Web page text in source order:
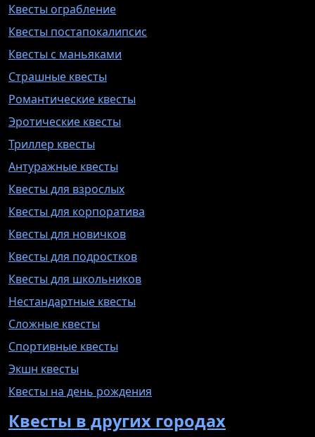
Квесты ограбление
Квесты постапокалипсис
Квесты с маньяками
Страшные квесты
Романтические квесты
Эротические квесты
Триллер квесты
Антуражные квесты
Квесты для взрослых
Квесты для корпоратива
Квесты для новичков
Квесты для подростков
Квесты для школьников
Нестандартные квесты
Сложные квесты
Спортивные квесты
Экшн квесты
Квесты на день рождения
Квесты в других городах